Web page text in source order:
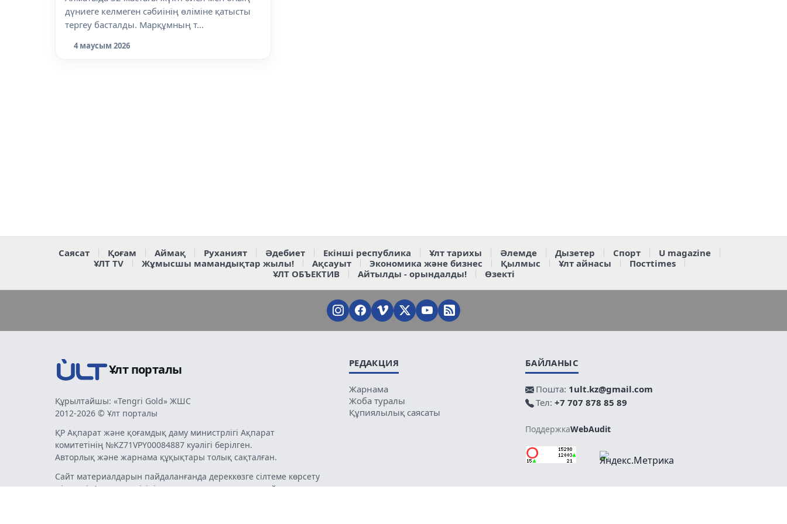
дүниеге келмеген сәбиінің өліміне қатысты
тергеу басталды. Марқұмның т...
4 маусым 2026
Саясат Қоғам Аймақ Руханият Әдебиет Екінші республика Ұлт тарихы Әлемде Дызетер Спорт
U magazine
ҰЛТ TV
Жұмысшы мамандықтар жылы! Ақсауыт Экономика және бизнес Қылмыс Ұлт айнасы
Постtimes
ҰЛТ ОБЪЕКТИВ
Айтылды - орындалды! Өзекті
Ұлт порталы
Құрылтайшы: «Tengri Gold» ЖШС
2012-2026 © Ұлт порталы
ҚР Ақпарат және қоғамдық даму министрлігі Ақпарат
комитетінің №KZ71VPY00084887 куәлігі берілген.
Авторлық және жарнама құқықтары толық сақталған.
Сайт материалдарын пайдаланғанда дереккөзге сілтеме көрсету
міндетті. Авторлар пікірі мен редакция көзқарасы сәйкес келе
РЕДАКЦИЯ
Жарнама
Жоба туралы
Құпиялылық саясаты
БАЙЛАНЫС
Пошта: 1ult.kz@gmail.com
Тел: +7 707 878 85 89
ПоддержкаWebAudit